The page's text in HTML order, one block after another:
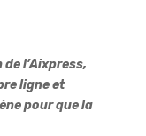
l’Aixpress,
ligne et
pour que la